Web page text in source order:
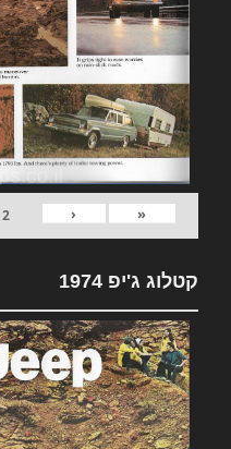
«
‹
2
קטלוג ג'יפ 1974